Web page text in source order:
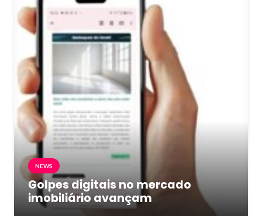
NEWS
Golpes digitais no mercado
imobiliário avançam